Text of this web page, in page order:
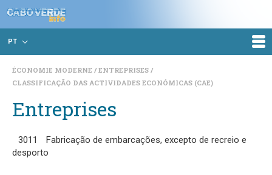
PT
ÉCONOMIE MODERNE
ENTREPRISES
CLASSIFICAÇÃO DAS ACTIVIDADES ECONÓMICAS (CAE)
Entreprises
3011
Fabricação de embarcações, excepto de recreio e
desporto